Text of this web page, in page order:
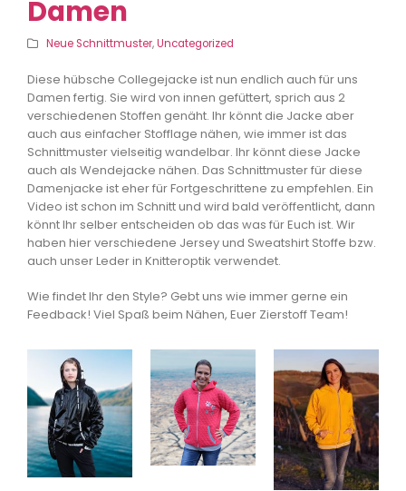
Damen
Neue Schnittmuster,Uncategorized
Diese hübsche Collegejacke ist nun endlich auch für uns
Damen fertig. Sie wird von innen gefüttert, sprich aus 2
verschiedenen Stoffen genäht. Ihr könnt die Jacke aber
auch aus einfacher Stofflage nähen, wie immer ist das
Schnittmuster vielseitig wandelbar. Ihr könnt diese Jacke
auch als Wendejacke nähen. Das Schnittmuster für diese
Damenjacke ist eher für Fortgeschrittene zu empfehlen. Ein
Video ist schon im Schnitt und wird bald veröffentlicht, dann
könnt Ihr selber entscheiden ob das was für Euch ist. Wir
haben hier verschiedene Jersey und Sweatshirt Stoffe bzw.
auch unser Leder in Knitteroptik verwendet.
Wie findet Ihr den Style? Gebt uns wie immer gerne ein
Feedback! Viel Spaß beim Nähen, Euer Zierstoff Team!